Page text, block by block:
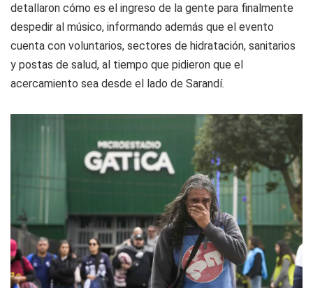
detallaron cómo es el ingreso de la gente para finalmente
despedir al músico, informando además que el evento
cuenta con voluntarios, sectores de hidratación, sanitarios
y postas de salud, al tiempo que pidieron que el
acercamiento sea desde el lado de Sarandí.